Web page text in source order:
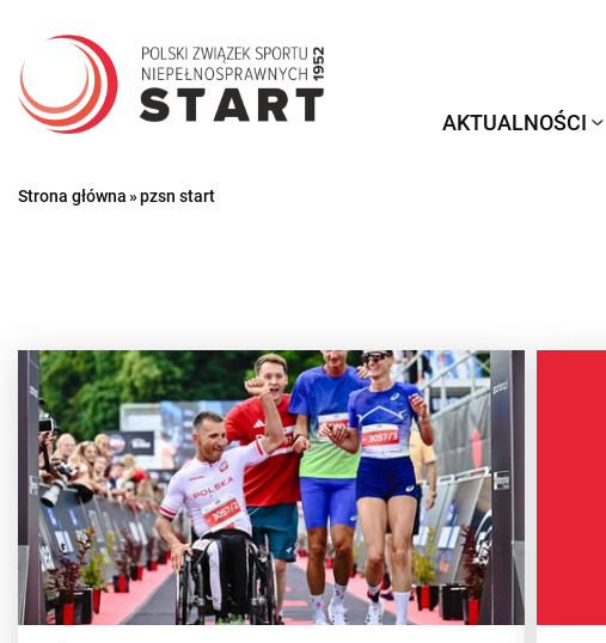
treści
AKTUALNOŚCI
Strona główna »pzsn start